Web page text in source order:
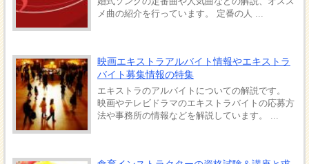
メ曲の紹介を行っています。 定番の人 ...
映画エキストラアルバイト情報やエキストラ
バイト募集情報の特集
エキストラのアルバイトについての解説です。
映画やテレビドラマのエキストラバイトの応募方
法や事務所の情報などを解説しています。 ...